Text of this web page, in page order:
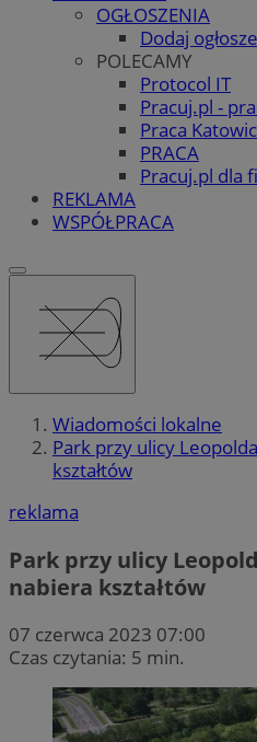
OGŁOSZENIA
Dodaj
POLECAMY
Protocol IT
Pracuj.pl -
Praca
PRACA
Pracuj.pl dla
REKLAMA
WSPÓŁPRACA
Wiadomości lokalne
Park przy ulicy
kształtów
reklama
Park przy ulicy
nabiera kształtów
07 czerwca 2023 07:00
Czas czytania: 5 min.